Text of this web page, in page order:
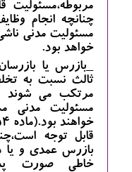
مربوطه،مسئولیت
چنانچه انجام
مسئولیت مدنی
خواهد بود.
_بازرس یا
ثالث نسبت به
مرتکب می شوند
مسئولیت مدنی
خواهند بود.(ماده 154 قانون تجارت)
قابل توجه
بازرس عمدی و یا
خاطی صورت